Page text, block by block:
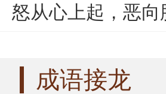
怒从心上起，恶向
成语接龙